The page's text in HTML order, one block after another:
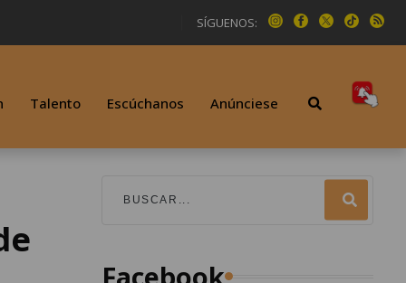
SÍGUENOS:
Talento Escúchanos Anúnciese
Facebook